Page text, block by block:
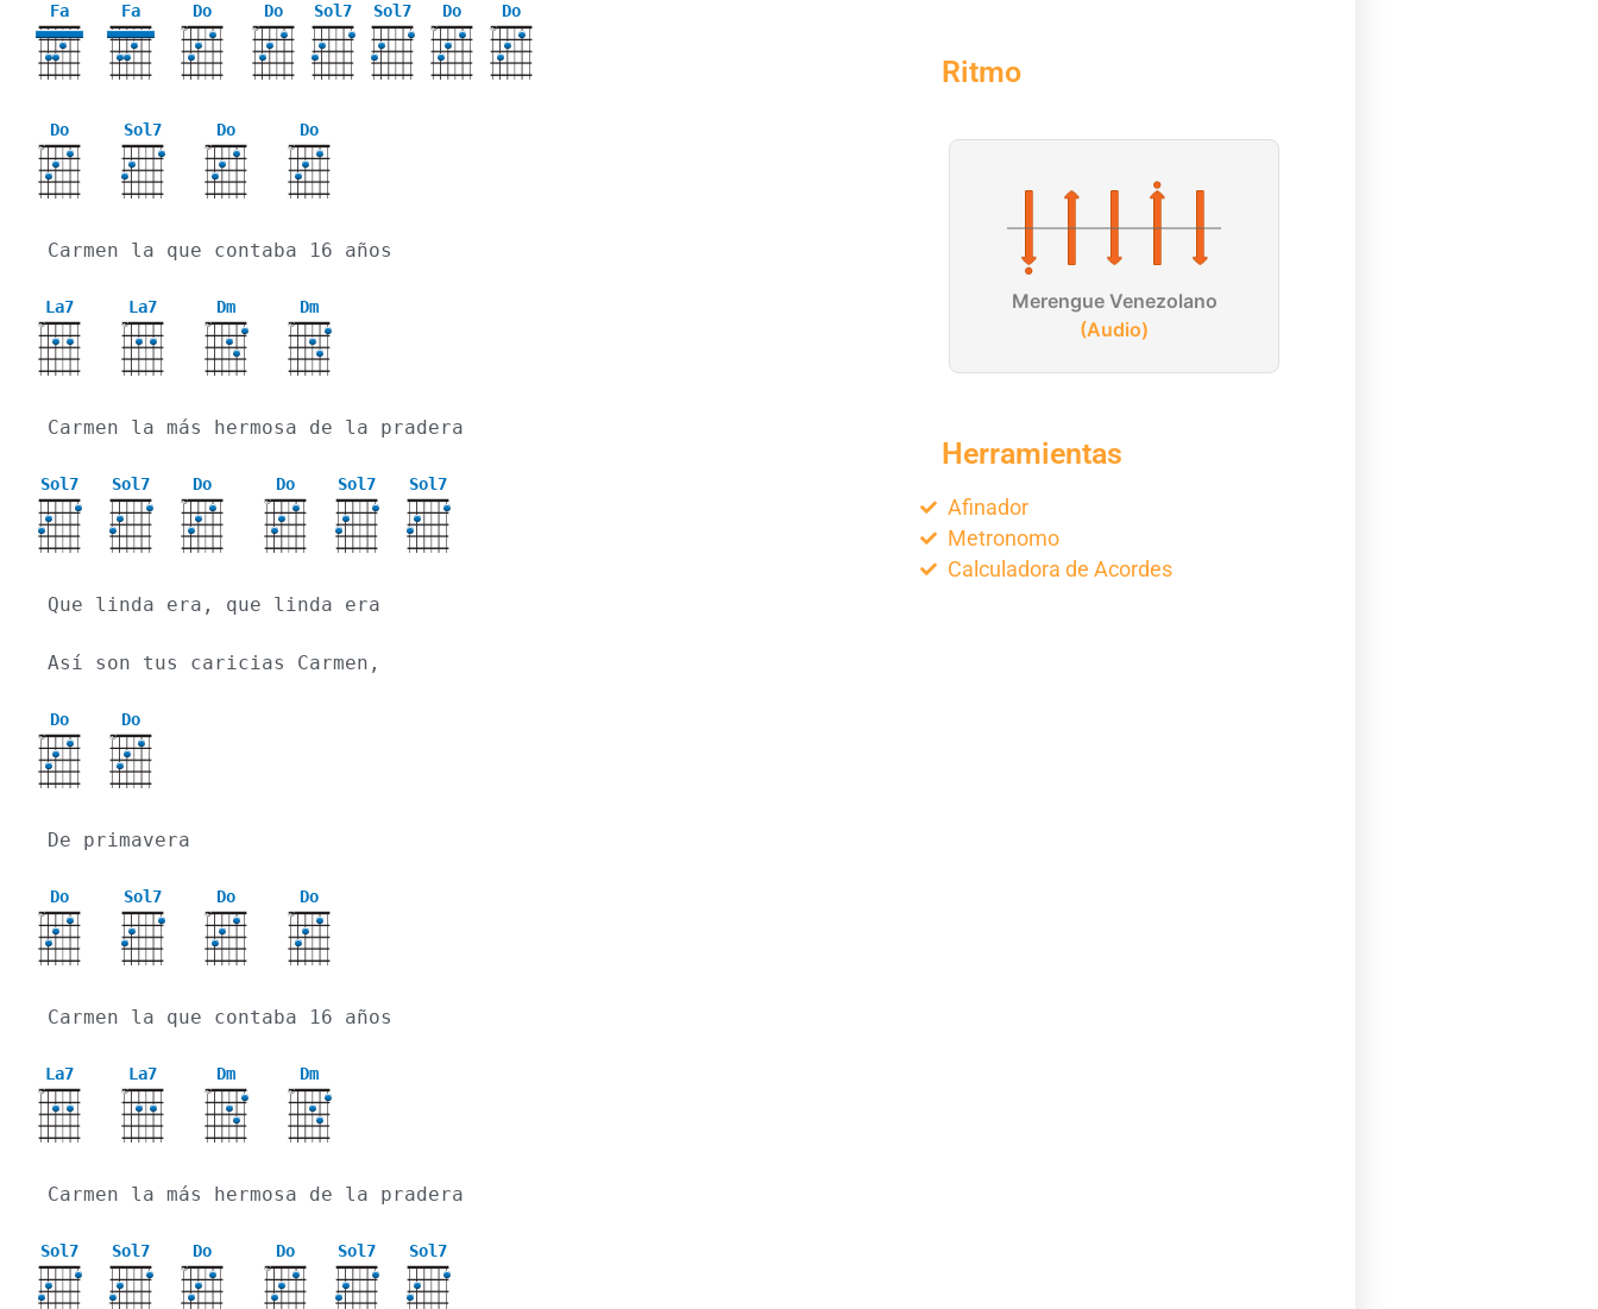
Fa Fa Do
X
Do
X
Sol7 Sol7 Do
X
Do
X
Do
X
Sol7 Do
X
Do
X
Carmen la que contaba 16 años
La7
X
La7
X
Dm
X
Dm
X
Carmen la más hermosa de la pradera
Sol7 Sol7 Do
X
Do
X
Sol7 Sol7
Que linda era, que linda era
Así son tus caricias Carmen,
Do
X
Do
X
De primavera
Do
X
Sol7 Do
X
Do
X
Carmen la que contaba 16 años
La7
X
La7
X
Dm
X
Dm
X
Carmen la más hermosa de la pradera
Sol7 Sol7 Do
X
Do
X
Sol7 Sol7
Ritmo
Merengue Venezolano
(Audio)
Herramientas
Afinador
Metronomo
Calculadora de Acordes